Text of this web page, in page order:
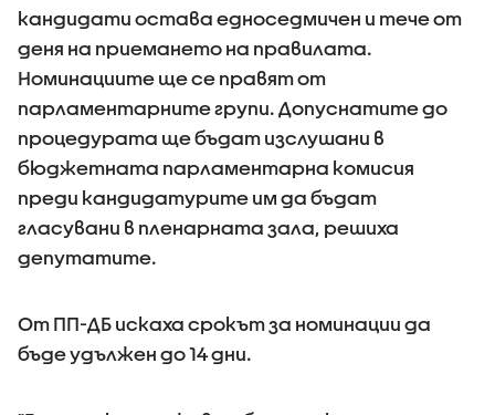
кандидати остава едноседмичен и тече от
деня на приемането на правилата.
Номинациите ще се правят от
парламентарните групи. Допуснатите до
процедурата ще бъдат изслушани в
бюджетната парламентарна комисия
преди кандидатурите им да бъдат
гласувани в пленарната зала, решиха
депутатите.
От ПП-ДБ искаха срокът за номинации да
бъде удължен до 14 дни.